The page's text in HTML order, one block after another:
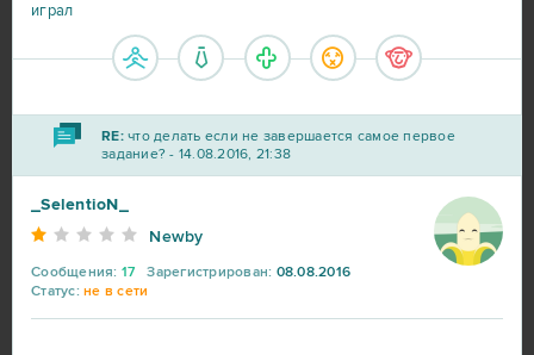
играл
RE:что делать если не завершается самое первое
задание? - 14.08.2016, 21:38
_SelentioN_
Newby
Сообщения: 17 Зарегистрирован: 08.08.2016
Статус: не в сети
Roblox
Bleach Online
Crossout
R2 Online 10
Blade and Soul